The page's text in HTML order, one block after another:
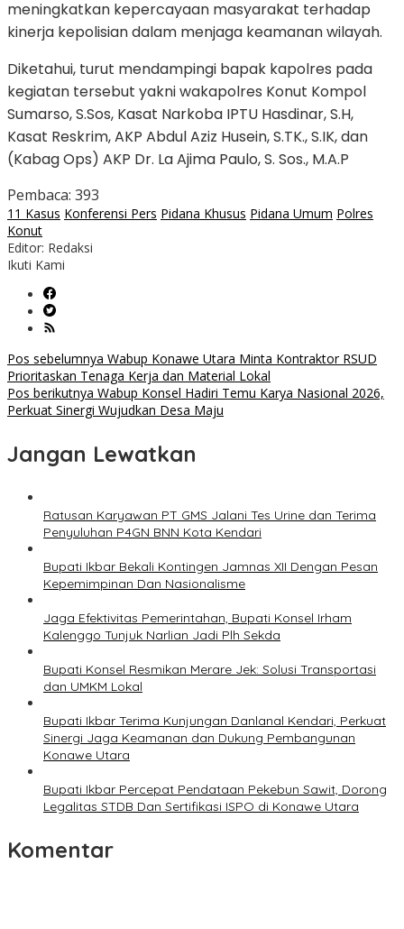
meningkatkan kepercayaan masyarakat terhadap
kinerja kepolisian dalam menjaga keamanan wilayah.
Diketahui, turut mendampingi bapak kapolres pada
kegiatan tersebut yakni wakapolres Konut Kompol
Sumarso, S.Sos, Kasat Narkoba IPTU Hasdinar, S.H,
Kasat Reskrim, AKP Abdul Aziz Husein, S.TK., S.IK, dan
(Kabag Ops) AKP Dr. La Ajima Paulo, S. Sos., M.A.P
Pembaca: 393
11 Kasus Konferensi Pers Pidana Khusus Pidana Umum Polres
Konut
Editor: Redaksi
Ikuti Kami
Navigasi
pos
Pos sebelumnya Wabup Konawe Utara Minta Kontraktor RSUD
Prioritaskan Tenaga Kerja dan Material Lokal
Pos berikutnya Wabup Konsel Hadiri Temu Karya Nasional 2026,
Perkuat Sinergi Wujudkan Desa Maju
Jangan Lewatkan
Ratusan Karyawan PT GMS Jalani Tes Urine dan Terima
Penyuluhan P4GN BNN Kota Kendari
Bupati Ikbar Bekali Kontingen Jamnas XII Dengan Pesan
Kepemimpinan Dan Nasionalisme
Jaga Efektivitas Pemerintahan, Bupati Konsel Irham
Kalenggo Tunjuk Narlian Jadi Plh Sekda
Bupati Konsel Resmikan Merare Jek: Solusi Transportasi
dan UMKM Lokal
Bupati Ikbar Terima Kunjungan Danlanal Kendari, Perkuat
Sinergi Jaga Keamanan dan Dukung Pembangunan
Konawe Utara
Bupati Ikbar Percepat Pendataan Pekebun Sawit, Dorong
Legalitas STDB Dan Sertifikasi ISPO di Konawe Utara
Komentar